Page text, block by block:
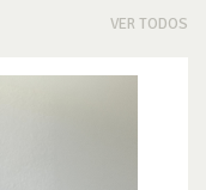
VER TODOS